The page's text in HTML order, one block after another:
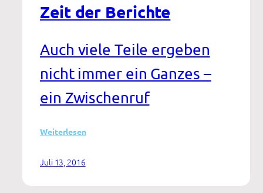
Zeit der Berichte
Auch viele Teile ergeben
nicht immer ein Ganzes –
ein Zwischenruf
Weiterlesen:
Berichte
Juli 13, 2016